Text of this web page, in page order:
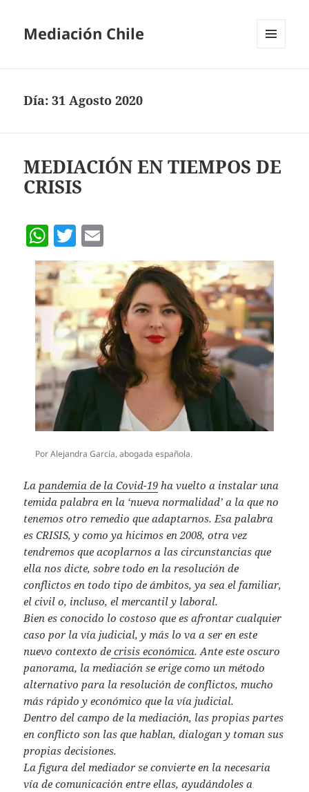
Mediación Chile
Día:31 Agosto 2020
MEDIACIÓN EN TIEMPOS DE
CRISIS
W
h
at
s
A
p
p
T
w
itt
er
m
ai
l
Por Alejandra García, abogada española.
Lapandemia de la Covid-19 ha vuelto a instalar una
temida palabra en la ‘nueva normalidad’ a la que no
tenemos otro remedio que adaptarnos. Esa palabra
es CRISIS, y como ya hicimos en 2008, otra vez
tendremos que acoplarnos a las circunstancias que
ella nos dicte, sobre todo en la resolución de
conflictos en todo tipo de ámbitos, ya sea el familiar,
el civil o, incluso, el mercantil y laboral.
Bien es conocido lo costoso que es afrontar cualquier
caso por la vía judicial, y más lo va a ser en este
nuevo contexto de crisis económica. Ante este oscuro
panorama, la mediación se erige como un método
alternativo para la resolución de conflictos, mucho
más rápido y económico que la vía judicial.
Dentro del campo de la mediación, las propias partes
en conflicto son las que hablan, dialogan y toman sus
propias decisiones.
La figura del mediador se convierte en la necesaria
vía de comunicación entre ellas, ayudándoles a